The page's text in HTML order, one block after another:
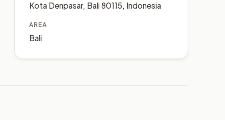
Kota Denpasar, Bali 80115, Indonesia
AREA
Bali